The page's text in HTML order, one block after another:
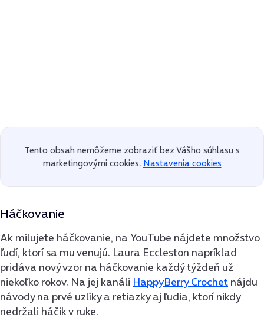
Tento obsah nemôžeme zobraziť bez Vášho súhlasu s
marketingovými cookies. Nastavenia cookies
Háčkovanie
Ak milujete háčkovanie, na YouTube nájdete množstvo
ľudí, ktorí sa mu venujú. Laura Eccleston napríklad
pridáva nový vzor na háčkovanie každý týždeň už
niekoľko rokov. Na jej kanáli HappyBerry Crochet nájdu
návody na prvé uzlíky a retiazky aj ľudia, ktorí nikdy
nedržali háčik v ruke.